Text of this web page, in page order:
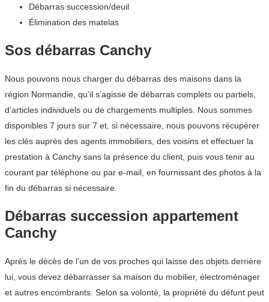
Débarras succession/deuil
Élimination des matelas
Sos débarras Canchy
Nous pouvons nous charger du débarras des maisons dans la
région Normandie, qu’il s’agisse de débarras complets ou partiels,
d’articles individuels ou de chargements multiples. Nous sommes
disponibles 7 jours sur 7 et, si nécessaire, nous pouvons récupérer
les clés auprès des agents immobiliers, des voisins et effectuer la
prestation à Canchy sans la présence du client, puis vous tenir au
courant par téléphone ou par e-mail, en fournissant des photos à la
fin du débarras si nécessaire.
Débarras succession appartement
Canchy
Après le décès de l’un de vos proches qui laisse des objets derrière
lui, vous devez débarrasser sa maison du mobilier, électroménager
et autres encombrants. Selon sa volonté, la propriété du défunt peut